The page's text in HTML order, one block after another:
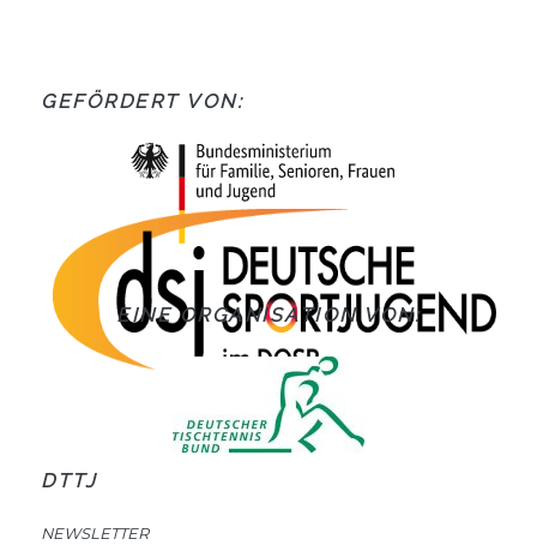
GEFÖRDERT VON:
EINE ORGANISATION VON:
DTTJ
NEWSLETTER